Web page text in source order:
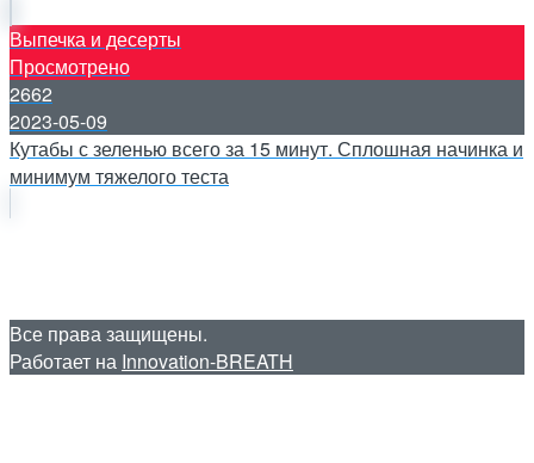
Выпечка и десерты
Просмотрено
2662
2023-05-09
Кутабы с зеленью всего за 15 минут. Сплошная начинка и
минимум тяжелого теста
Все права защищены.
Работает на Innovation-BREATH